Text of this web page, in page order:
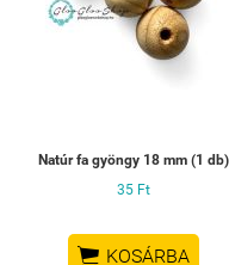
Natúr fa gyöngy 18 mm (1 db)
35 Ft
 KOSÁRBA